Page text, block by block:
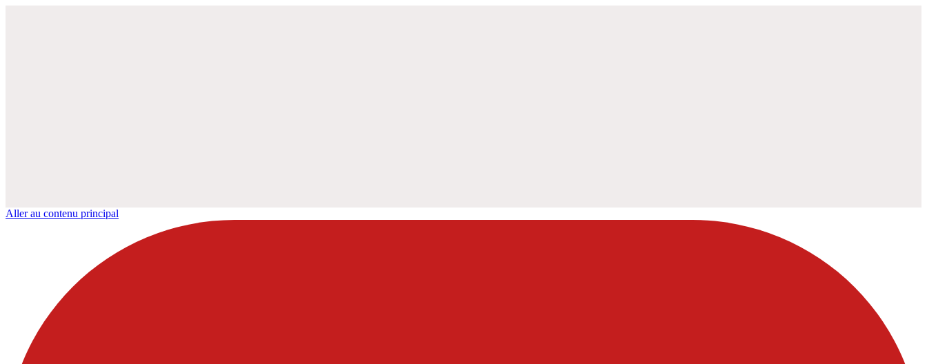
Aller au contenu principal